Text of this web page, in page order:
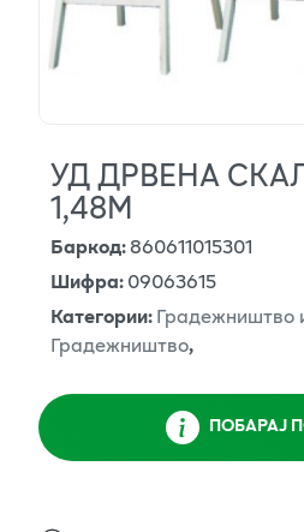
УД ДРВЕНА
1,48М
Баркод:860611015301
Шифра:09063615
Категории:Градежништво
Градежништво,
ПОБАРАЈ